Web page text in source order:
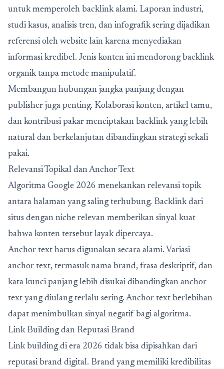
untuk memperoleh backlink alami. Laporan industri,
studi kasus, analisis tren, dan infografik sering dijadikan
referensi oleh website lain karena menyediakan
informasi kredibel. Jenis konten ini mendorong backlink
organik tanpa metode manipulatif.
Membangun hubungan jangka panjang dengan
publisher juga penting. Kolaborasi konten, artikel tamu,
dan kontribusi pakar menciptakan backlink yang lebih
natural dan berkelanjutan dibandingkan strategi sekali
pakai.
Relevansi Topikal dan Anchor Text
Algoritma Google 2026 menekankan relevansi topik
antara halaman yang saling terhubung. Backlink dari
situs dengan niche relevan memberikan sinyal kuat
bahwa konten tersebut layak dipercaya.
Anchor text harus digunakan secara alami. Variasi
anchor text, termasuk nama brand, frasa deskriptif, dan
kata kunci panjang lebih disukai dibandingkan anchor
text yang diulang terlalu sering. Anchor text berlebihan
dapat menimbulkan sinyal negatif bagi algoritma.
Link Building dan Reputasi Brand
Link building di era 2026 tidak bisa dipisahkan dari
reputasi brand digital. Brand yang memiliki kredibilitas